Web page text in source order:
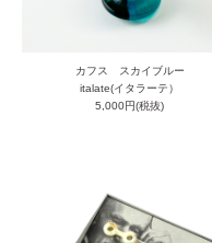
カフス スカイブルー
italate(イタラーテ）
5,000円(税抜)